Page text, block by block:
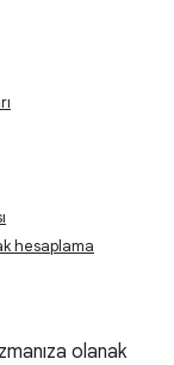
hesaplama
olanak